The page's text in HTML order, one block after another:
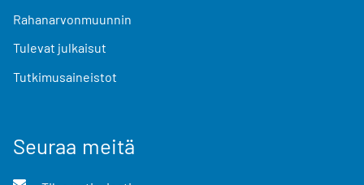
Rahanarvonmuunnin
Tulevat julkaisut
Tutkimusaineistot
Seuraa meitä